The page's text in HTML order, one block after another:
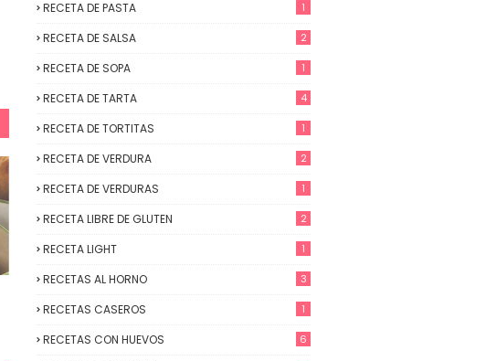
RECETA DE PASTA 1
RECETA DE SALSA 2
RECETA DE SOPA 1
RECETA DE TARTA 4
RECETA DE TORTITAS 1
RECETA DE VERDURA 2
RECETA DE VERDURAS 1
RECETA LIBRE DE GLUTEN 2
RECETA LIGHT 1
RECETAS AL HORNO 3
RECETAS CASEROS 1
RECETAS CON HUEVOS 6